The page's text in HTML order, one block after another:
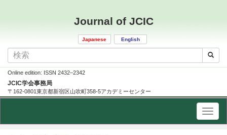
Journal of JCIC
Japanese English
Online edition: ISSN 2432–2342
JCIC学会事務局
〒162-0801東京都新宿区山吹町358-5アカデミーセンター